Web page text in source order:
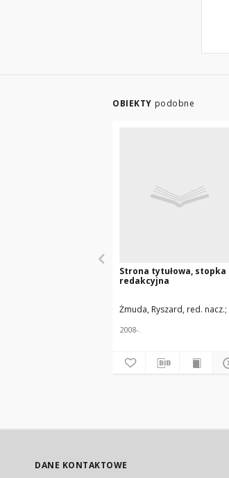
OBIEKTY podobne
Strona tytułowa, stopka
redakcyjna
Żmuda, Ryszard, red. nacz.
2008-.
DANE KONTAKTOWE